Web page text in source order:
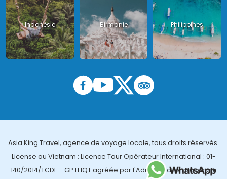
Indonésie Birmanie Philippines
Asia King Travel, agence de voyage locale, tous droits réservés.
License au Vietnam : Licence Tour Opérateur International : 01-
140/2014/TCDL – GP LHQT agréée par l'Administration Nationale